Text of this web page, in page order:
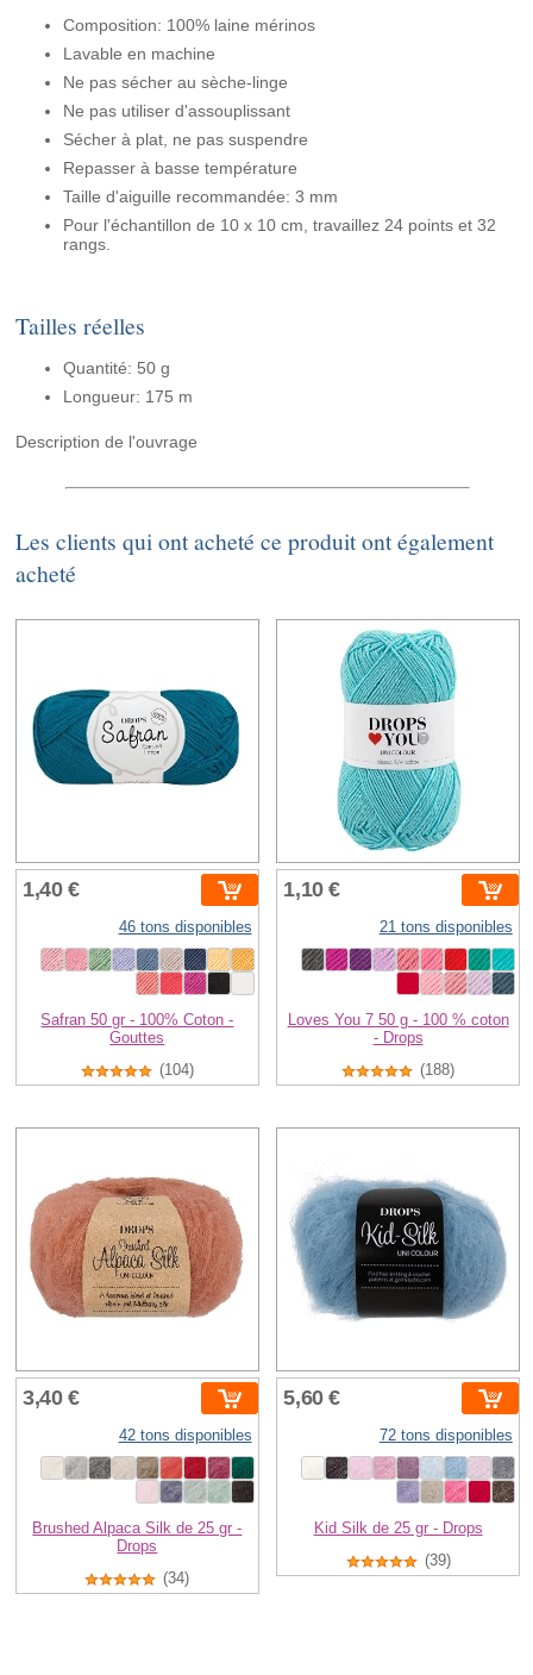
Composition: 100% laine mérinos
Lavable en machine
Ne pas sécher au sèche-linge
Ne pas utiliser d'assouplissant
Sécher à plat, ne pas suspendre
Repasser à basse température
Taille d'aiguille recommandée: 3 mm
Pour l'échantillon de 10 x 10 cm, travaillez 24 points et 32
rangs.
Tailles réelles
Quantité: 50 g
Longueur: 175 m
Description de l'ouvrage
Les clients qui ont acheté ce produit ont également
acheté
1,40 €
46 tons disponibles
Safran 50 gr - 100% Coton -
Gouttes
(104)
1,10 €
21 tons disponibles
Loves You 7 50 g - 100 % coton
- Drops
(188)
3,40 €
42 tons disponibles
Brushed Alpaca Silk de 25 gr -
Drops
(34)
5,60 €
72 tons disponibles
Kid Silk de 25 gr - Drops
(39)